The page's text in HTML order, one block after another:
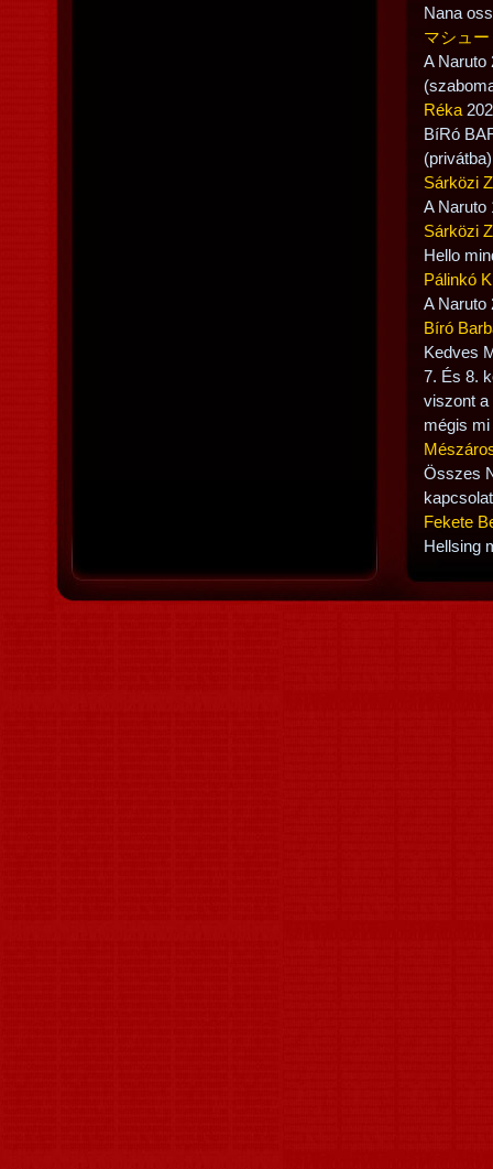
Nana
マシュー
A Naruto
Réka
BíRó
(privátba)
Sárközi
A Naruto
Sárközi
Hello
Pálinkó
A Naruto
Bíró
Kedves
7. És 8.
viszont a
mégis mi
Összes
Fekete
Hellsing